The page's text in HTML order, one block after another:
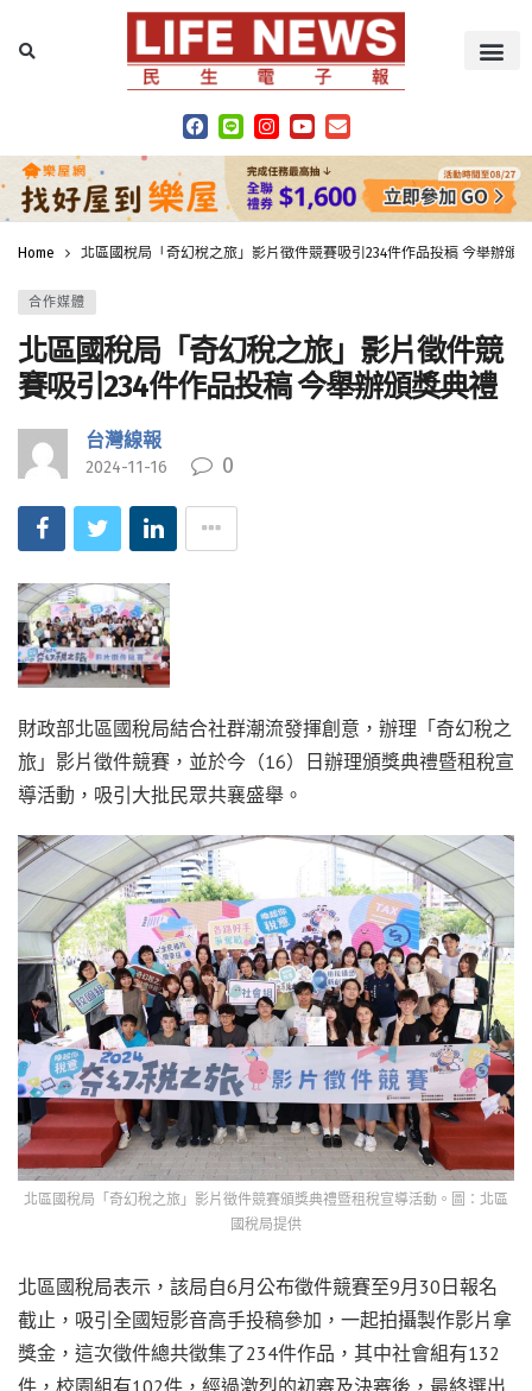
Home 北區國稅局「奇幻稅之旅」影片徵件競賽吸引234件作品投稿 今舉辦頒
合作媒體
北區國稅局「奇幻稅之旅」影片徵件競
賽吸引234件作品投稿 今舉辦頒獎典禮
台灣線報
2024-11-16 0
財政部北區國稅局結合社群潮流發揮創意，辦理「奇幻稅之
旅」影片徵件競賽，並於今（16）日辦理頒獎典禮暨租稅宣
導活動，吸引大批民眾共襄盛舉。
北區國稅局「奇幻稅之旅」影片徵件競賽頒獎典禮暨租稅宣導活動。圖：北區
國稅局提供
北區國稅局表示，該局自6月公布徵件競賽至9月30日報名
截止，吸引全國短影音高手投稿參加，一起拍攝製作影片拿
獎金，這次徵件總共徵集了234件作品，其中社會組有132
件，校園組有102件，經過激烈的初審及決審後，最終選出